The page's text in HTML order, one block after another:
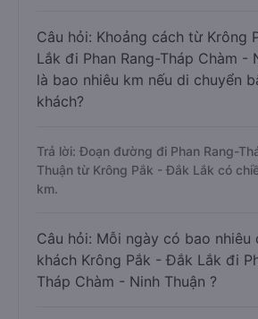
Câu hỏi: Khoảng cách từ Krông
Lắk đi Phan Rang-Tháp Chàm -
là bao nhiêu km nếu di chuyển
khách?
Trả lời: Đoạn đường đi Phan Rang-
Thuận từ Krông Pắk - Đắk Lắk có
km.
Câu hỏi: Mỗi ngày có bao nhiêu
khách Krông Pắk - Đắk Lắk đi
Tháp Chàm - Ninh Thuận ?